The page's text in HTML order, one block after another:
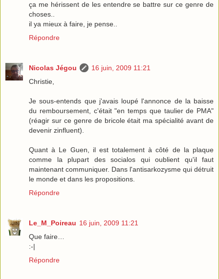
ça me hérissent de les entendre se battre sur ce genre de
choses..
il ya mieux à faire, je pense..
Répondre
Nicolas Jégou
16 juin, 2009 11:21
Christie,
Je sous-entends que j'avais loupé l'annonce de la baisse
du remboursement, c'était "en temps que taulier de PMA"
(réagir sur ce genre de bricole était ma spécialité avant de
devenir zinfluent).
Quant à Le Guen, il est totalement à côté de la plaque
comme la plupart des socialos qui oublient qu'il faut
maintenant communiquer. Dans l'antisarkozysme qui détruit
le monde et dans les propositions.
Répondre
Le_M_Poireau 16 juin, 2009 11:21
Que faire…
:-|
Répondre